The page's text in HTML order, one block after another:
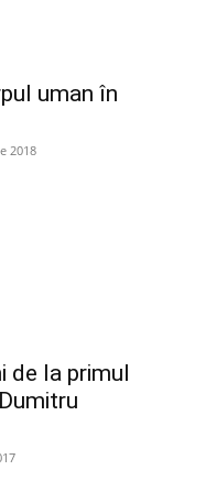
uman în
2018
de la primul